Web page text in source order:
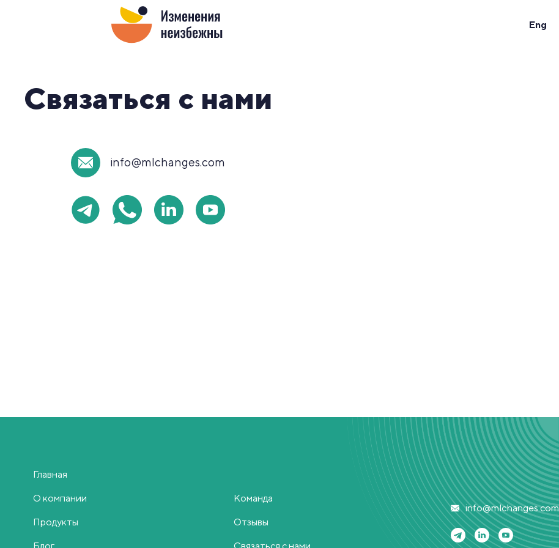
Связаться с нами
info@mlchanges.com
Главная
О компании
Продукты
Блог
Команда
Отзывы
Связаться с нами
info@mlchanges.com
‭